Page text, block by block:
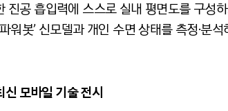
공 흡입력에 스스로 실내 평면도를 구성
워봇’ 신모델과 개인 수면 상태를 측정·분
모바일 기술 전시